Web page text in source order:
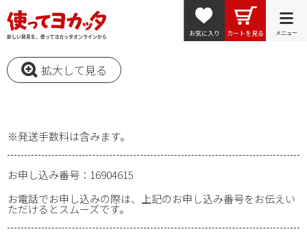
お気に入り カートを見る メニュー
拡大して見る
※発送手数料は含みます。
お申し込み番号：16904615
お電話でお申し込みの際は、上記のお申し込み番号をお伝えい
ただけるとスムーズです。